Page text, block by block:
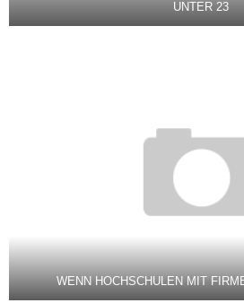
UNTER 23
WENN HOCHSCHULEN MIT